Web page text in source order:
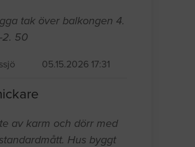
tak över balkongen 4.
2. 50
05.15.2026 17:31
av karm och dörr med
Hus byggt